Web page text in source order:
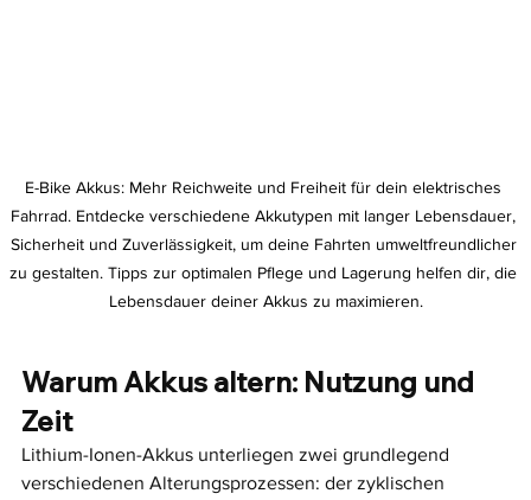
E-Bike Akkus: Mehr Reichweite und Freiheit für dein elektrisches
Fahrrad. Entdecke verschiedene Akkutypen mit langer Lebensdauer,
Sicherheit und Zuverlässigkeit, um deine Fahrten umweltfreundlicher
zu gestalten. Tipps zur optimalen Pflege und Lagerung helfen dir, die
Lebensdauer deiner Akkus zu maximieren.
Warum Akkus altern: Nutzung und
Zeit
Lithium-Ionen-Akkus unterliegen zwei grundlegend
verschiedenen Alterungsprozessen: der zyklischen